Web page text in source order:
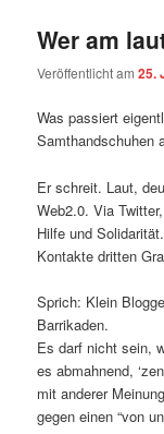
Wer am
Veröffentlicht am25.
Was passiert
Samthandschuhen
Er schreit. Laut,
Web2.0. Via
Hilfe und
Kontakte dritten
Sprich: Klein
Barrikaden.
Es darf nicht sein,
es abmahnend,
mit anderer
gegen einen “von